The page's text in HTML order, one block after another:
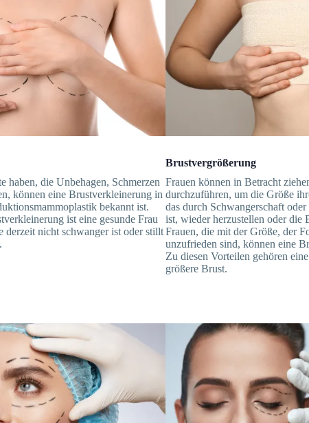
haben, die Unbehagen, Schmerzen
können eine Brustverkleinerung in
bekannt ist.
ist eine gesunde Frau
nicht schwanger ist oder stillt
Brustvergrößerung
Frauen können in Betracht
durchzuführen, um die Größe
das durch Schwangerschaft
ist, wieder herzustellen oder die
Frauen, die mit der Größe, der
unzufrieden sind, können eine
Zu diesen Vorteilen gehören
größere Brust.